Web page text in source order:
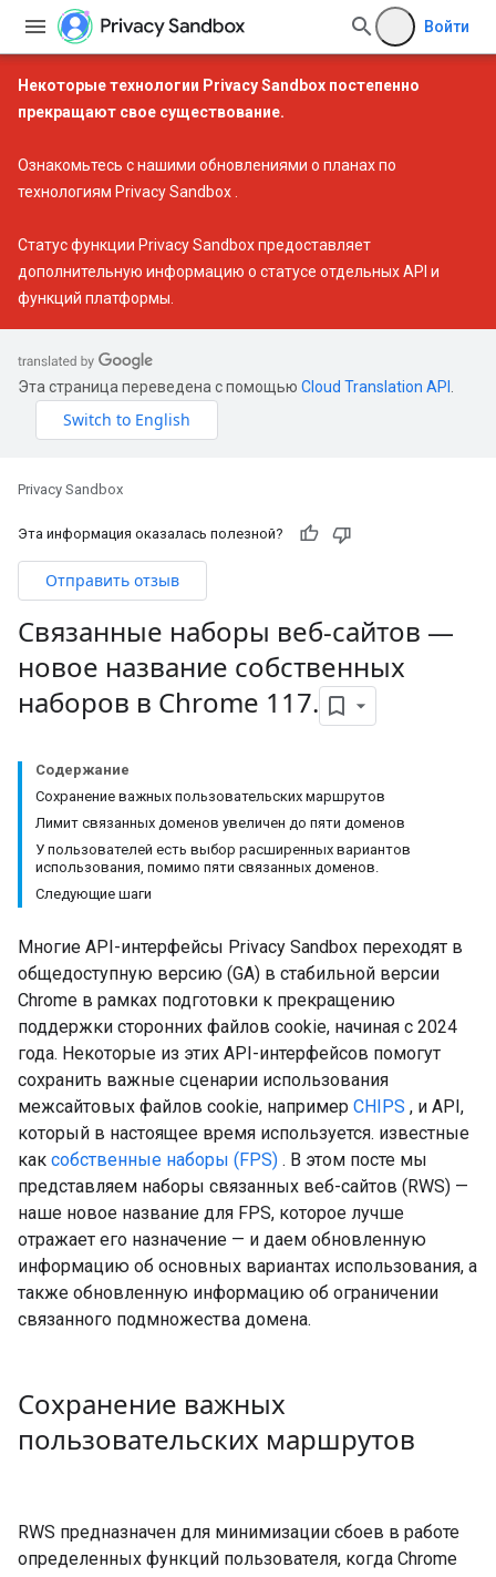
Войти
Некоторые технологии Privacy Sandbox постепенно
прекращают свое существование.
Ознакомьтесь с нашими обновлениями о планах по
технологиям Privacy Sandbox
Статус функции Privacy Sandboxпредоставляет
дополнительную информацию о статусе отдельных API и
функций платформы.
Эта страница переведена с помощью Cloud Translation API
Privacy Sandbox
Эта информация оказалась полезной?
Отправить отзыв
Связанные наборы веб-сайтов —
новое название собственных
наборов в Chrome 117.
Содержание
Сохранение важных пользовательских маршрутов
Лимит связанных доменов увеличен до пяти доменов
У пользователей есть выбор расширенных вариантов
использования, помимо пяти связанных доменов.
Следующие шаги
Многие API-интерфейсы Privacy Sandbox переходят в
общедоступную версию (GA) в стабильной версии
Chrome в рамках подготовки к прекращению
поддержки сторонних файлов cookie, начиная с 2024
года. Некоторые из этих API-интерфейсов помогут
сохранить важные сценарии использования
межсайтовых файлов cookie, например CHIPS , и API,
который в настоящее время используется. известные
как собственные наборы (FPS) . В этом посте мы
представляем наборы связанных веб-сайтов (RWS) —
наше новое название для FPS, которое лучше
отражает его назначение — и даем обновленную
информацию об основных вариантах использования, а
также обновленную информацию об ограничении
связанного подмножества домена.
Сохранение важных
пользовательских маршрутов
RWS предназначен для минимизации сбоев в работе
определенных функций пользователя, когда Chrome